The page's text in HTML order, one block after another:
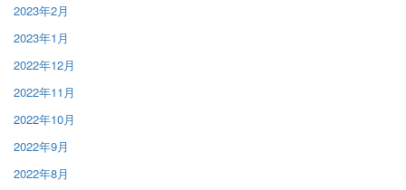
2023年2月
2023年1月
2022年12月
2022年11月
2022年10月
2022年9月
2022年8月